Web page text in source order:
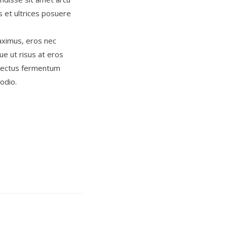
et ultrices posuere
eros nec
ut risus at eros
fermentum